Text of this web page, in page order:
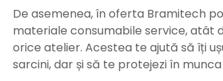
De asemenea, în oferta Bramitech
materiale consumabile service, atât
orice atelier. Acestea te ajută să îți
sarcini, dar și să te protejezi în